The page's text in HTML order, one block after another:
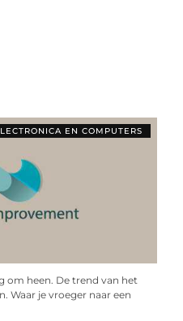
EN COMPUTERS
om heen. De trend van het
Waar je vroeger naar een